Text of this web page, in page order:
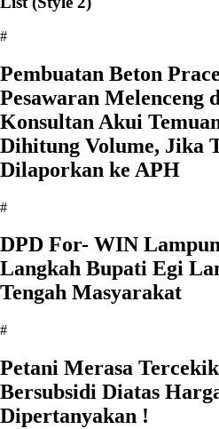
#
Pembuatan Beton
Pesawaran Melenceng
Konsultan Akui
Dihitung Volume, Jika
Dilaporkan ke APH
#
DPD For- WIN
Langkah Bupati Egi
Tengah Masyarakat
#
Petani Merasa
Bersubsidi Diatas
Dipertanyakan !